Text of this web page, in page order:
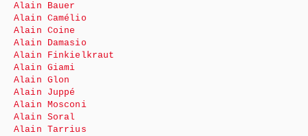
Alain Bauer
Alain Camélio
Alain Coine
Alain Damasio
Alain Finkielkraut
Alain Giami
Alain Glon
Alain Juppé
Alain Mosconi
Alain Soral
Alain Tarrius